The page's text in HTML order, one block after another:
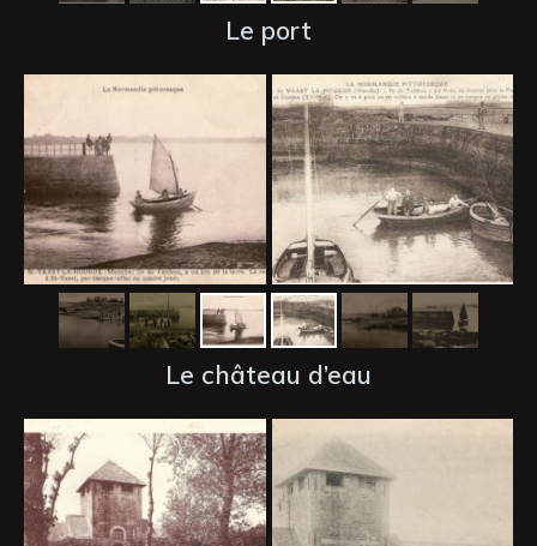
Le port
Le château d’eau